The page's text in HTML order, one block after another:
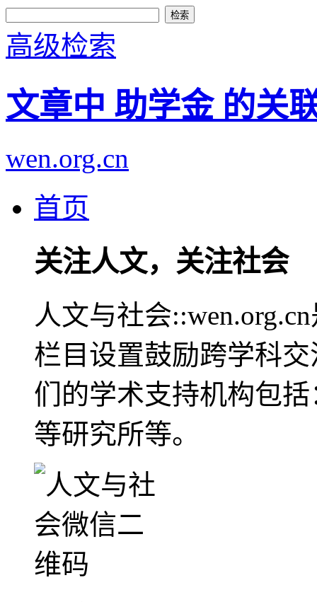
高级检索
文章中 助学金 的关
wen.org.cn
首页
关注人文，关注社会
人文与社会
栏目设置鼓励跨学科
们的学术支持机构包
等研究所等。